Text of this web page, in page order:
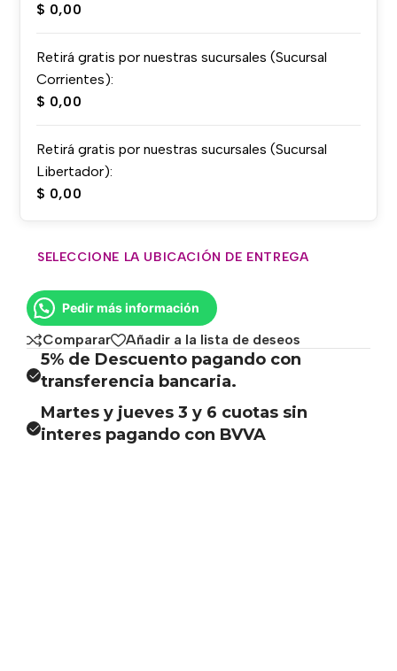
$ 0,00
Retirá gratis por nuestras sucursales (Sucursal
Corrientes):
$ 0,00
Retirá gratis por nuestras sucursales (Sucursal
Libertador):
$ 0,00
SELECCIONE LA UBICACIÓN DE ENTREGA
Pedir más información
Comparar Añadir a la lista de deseos
5% de Descuento pagando con
transferencia bancaria.
Martes y jueves 3 y 6 cuotas sin
interes pagando con BVVA